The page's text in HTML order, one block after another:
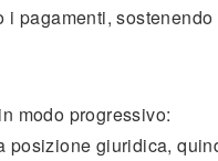
i pagamenti, sostenendo
modo progressivo:
posizione giuridica,